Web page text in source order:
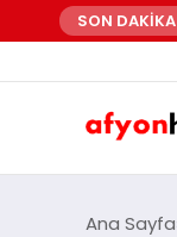
SON DAKİKA
Ana Sayfa